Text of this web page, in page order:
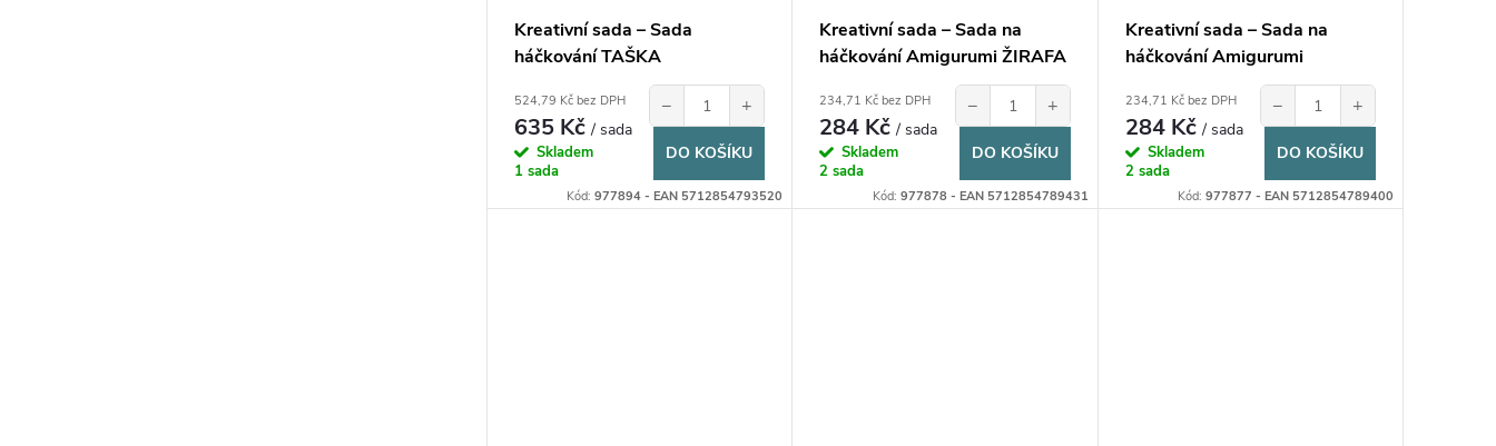
ů
t
Kreativní sada – Sada
háčkování TAŠKA
524,79 Kč bez DPH
635 Kč/ sada
Skladem
1 sada
− +
DO KOŠÍKU
Kód:977894 - EAN 5712854793520
Kreativní sada – Sada na
háčkování Amigurumi ŽIRAFA
234,71 Kč bez DPH
284 Kč/ sada
Skladem
2 sada
− +
DO KOŠÍKU
Kód: 977878 - EAN 5712854789431
Kreativní sada – Sada na
háčkování Amigurumi
234,71 Kč bez DPH
284 Kč/ sada
Skladem
2 sada
− +
DO KOŠÍKU
Kód: 977877 - EAN 5712854789400